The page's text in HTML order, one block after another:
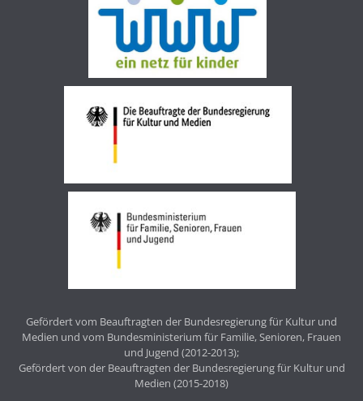
Gefördert vom Beauftragten der Bundesregierung für Kultur und
Medien und vom Bundesministerium für Familie, Senioren, Frauen
und Jugend (2012-2013);
Gefördert von der Beauftragten der Bundesregierung für Kultur und
Medien (2015-2018)